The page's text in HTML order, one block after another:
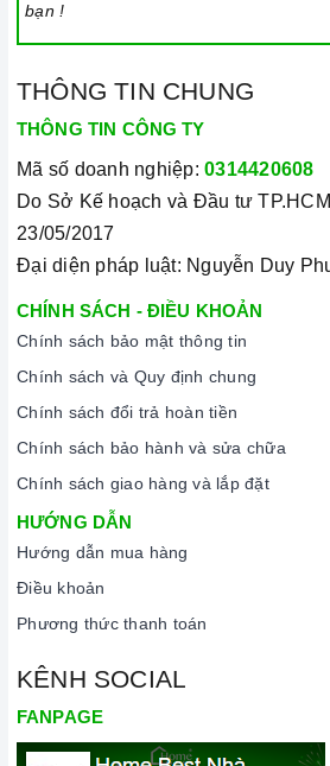
bạn !
THÔNG TIN CHUNG
THÔNG TIN CÔNG TY
Mã số doanh nghiệp: 0314420608
Do Sở Kế hoạch và Đầu tư
23/05/2017
Đại diện pháp luật: Nguyễn Duy
CHÍNH SÁCH - ĐIỀU KHOẢN
Chính sách bảo mật thông tin
Chính sách và Quy định chung
Chính sách đổi trả hoàn tiền
Chính sách bảo hành và sửa chữa
Chính sách giao hàng và lắp đặt
HƯỚNG DẪN
Hướng dẫn mua hàng
Điều khoản
Phương thức thanh toán
KÊNH SOCIAL
FANPAGE